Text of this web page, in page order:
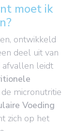
moet ik
ontwikkeld
deel uit van
afvallen leidt
micronutritie
Voeding
zich op het